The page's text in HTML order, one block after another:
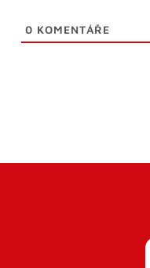
0 KOMENTÁŘE